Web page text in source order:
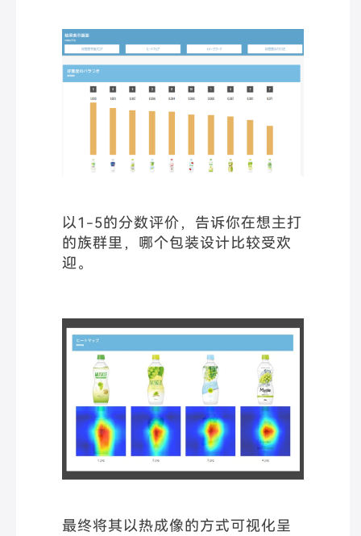
以1-5的分数评价，告诉你在想主打
的族群里，哪个包装设计比较受欢
迎。
最终将其以热成像的方式可视化呈